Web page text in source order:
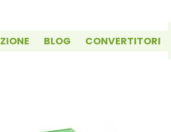
BLOG CONVERTITORI